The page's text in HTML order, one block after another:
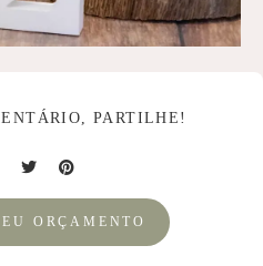
PARTILHE!
ORÇAMENTO